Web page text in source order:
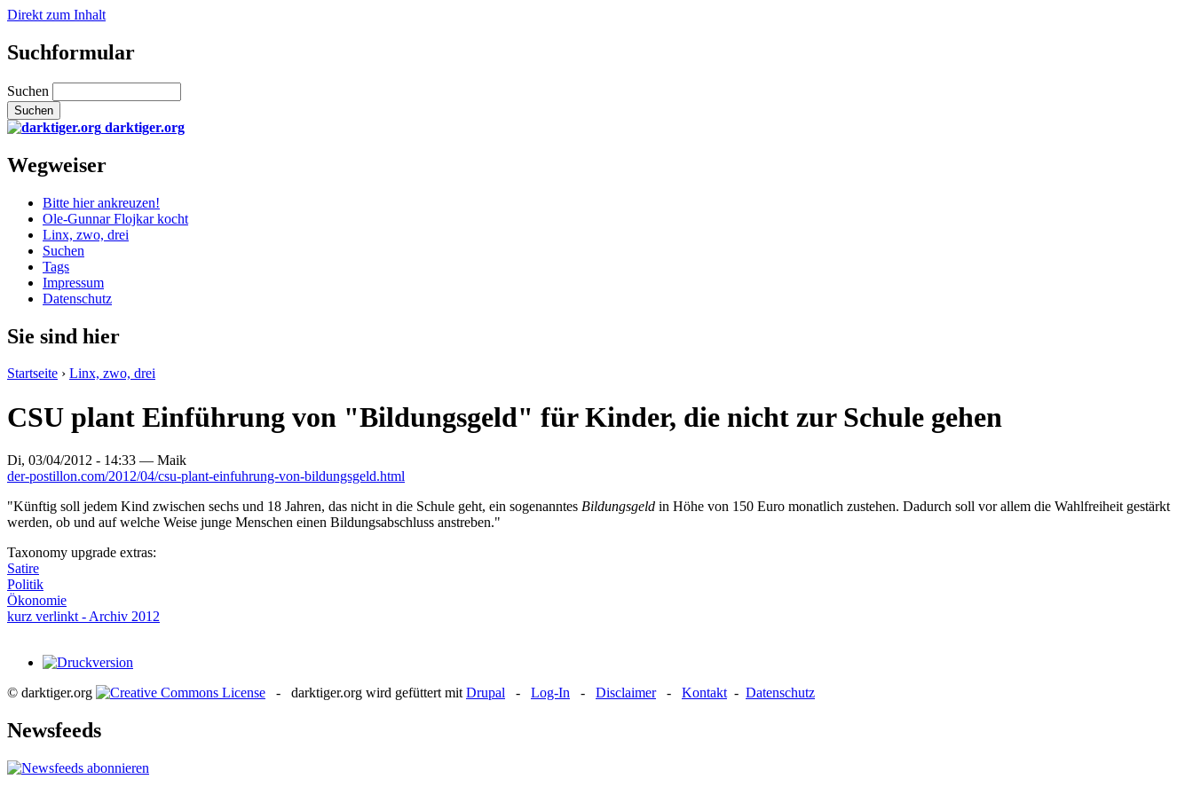
Direkt zum Inhalt
Suchformular
Suchen
darktiger.org
Wegweiser
Bitte hier ankreuzen!
Ole-Gunnar Flojkar kocht
Linx, zwo, drei
Suchen
Tags
Impressum
Datenschutz
Sie sind hier
Startseite › Linx, zwo, drei
CSU plant Einführung von "Bildungsgeld" für Kinder, die nicht zur Schule gehen
Di, 03/04/2012 - 14:33 — Maik
der-postillon.com/2012/04/csu-plant-einfuhrung-von-bildungsgeld.html
"Künftig soll jedem Kind zwischen sechs und 18 Jahren, das nicht in die Schule geht, ein sogenanntes Bildungsgeld in Höhe von 150 Euro monatlich zustehen. Dadurch soll vor allem die Wahlfreiheit gestärkt
werden, ob und auf welche Weise junge Menschen einen Bildungsabschluss anstreben."
Taxonomy upgrade extras:
Satire
Politik
Ökonomie
kurz verlinkt - Archiv 2012
© darktiger.org - darktiger.org wird gefüttert mit Drupal - Log-In - Disclaimer- Kontakt - Datenschutz
Newsfeeds